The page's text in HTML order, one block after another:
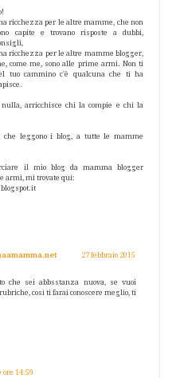
ricchezza per le altre mamme, che non
capite e trovano risposte a dubbi,
ricchezza per le altre mamme blogger,
come me, sono alle prime armi. Non ti
tuo cammino c'è qualcuna che ti ha
arricchisce chi la compie e chi la
leggono i blog, a tutte le mamme
il mio blog da mamma blogger
armi, mi trovate qui:
27 febbraio 2015
che sei abbsstanza nuova, se vuoi
cosi ti farai conoscere meglio, ti
ore 14:59